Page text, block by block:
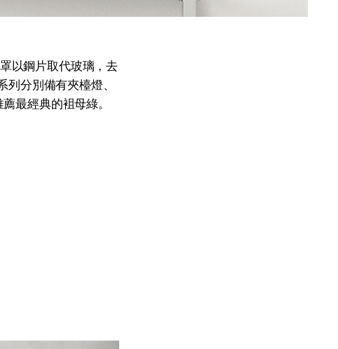
以鋼片取代玻璃，去
分別備有夾檯燈、
最經典的袓母綠。